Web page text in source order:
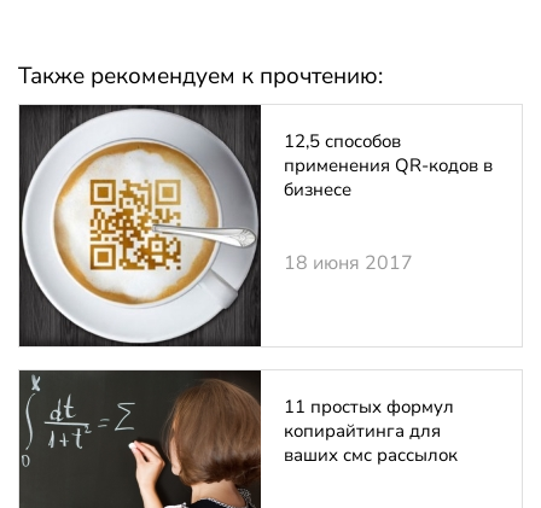
Также рекомендуем к прочтению:
12,5 способов
применения QR-кодов в
бизнесе
18 июня 2017
11 простых формул
копирайтинга для
ваших смс рассылок